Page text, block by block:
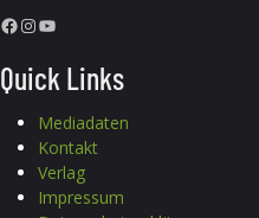
Facebook InstagramYouTube
Quick Links
Mediadaten
Kontakt
Verlag
Impressum